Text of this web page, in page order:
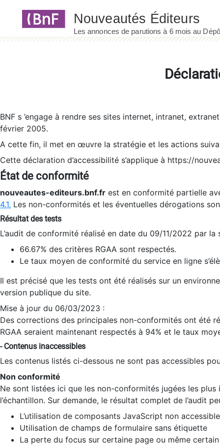
BNF s ’engage à rendre ses sites internet, intranet,
février 2005.
A cette fin, il met en œuvre la stratégie et les actions
Cette déclaration d’accessibilité s’applique à https://
État de conformité
nouveautes-editeurs.bnf.fr est en conformité partielle
4.1. Les non-conformités et les éventuelles dérogations
Résultat des tests
L’audit de conformité réalisé en date du 09/11/2022 par
66.67% des critères RGAA sont respectés.
Le taux moyen de conformité du service en ligne
Il est précisé que les tests ont été réalisés sur un
version publique du site.
Mise à jour du 06/03/2023 :
Des corrections des principales non-conformités ont été
RGAA seraient maintenant respectés à 94% et le taux
- Contenus inaccessibles
Les contenus listés ci-dessous ne sont pas accessibles
Non conformité
Ne sont listées ici que les non-conformités jugées les
l’échantillon. Sur demande, le résultat complet de l’audit
L’utilisation de composants JavaScript non
Utilisation de champs de formulaire sans étiquette
La perte du focus sur certaine page ou même